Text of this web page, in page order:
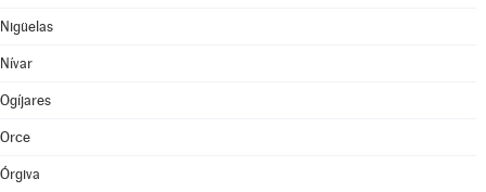
Nigüelas
Nívar
Ogíjares
Orce
Órgiva